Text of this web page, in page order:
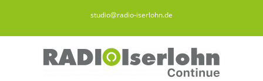
springen
studio@radio-iserlohn.de